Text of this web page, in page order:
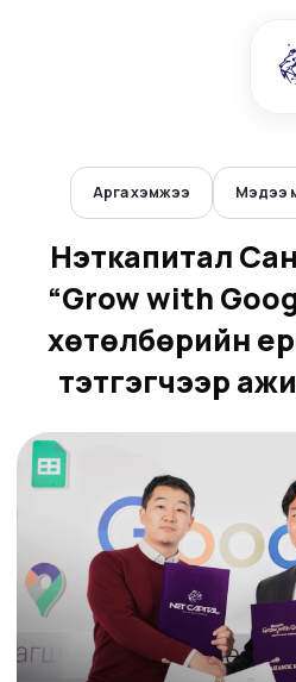
Арга хэмжээ Мэдээ
Нэткапитал
“Grow with
хөтөлбөрийн
тэтгэгчээр